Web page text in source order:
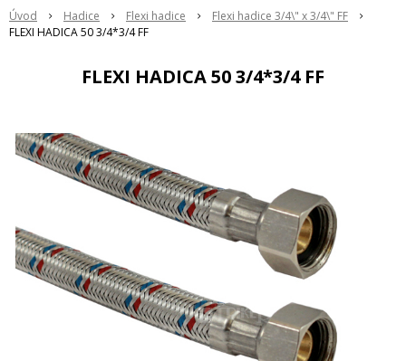
Úvod Hadice Flexi hadice
Flexi hadice 3/4\" x 3/4\" FF
FLEXI HADICA 50 3/4*3/4 FF
FLEXI HADICA 50 3/4*3/4 FF